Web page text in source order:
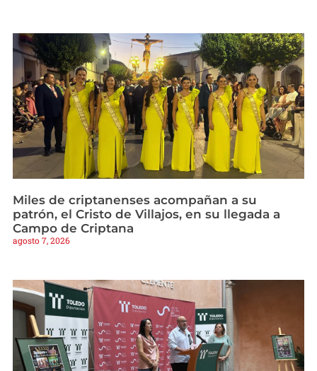
Miles de criptanenses acompañan a su
patrón, el Cristo de Villajos, en su llegada a
Campo de Criptana
agosto 7, 2026